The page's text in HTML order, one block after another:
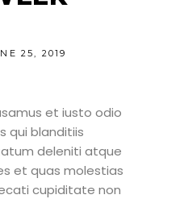
25, 2019
et iusto odio
qui blanditiis
deleniti atque
et quas molestias
cupiditate non